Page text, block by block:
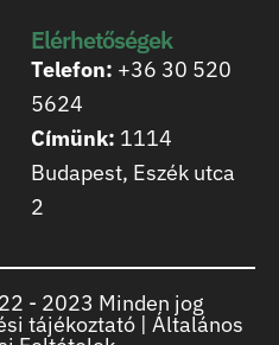
Elérhetőségek
Telefon: +36 30 520
5624
Címünk: 1114
Budapest, Eszék utca
2
- 2023 Minden jog
tájékoztató| Általános